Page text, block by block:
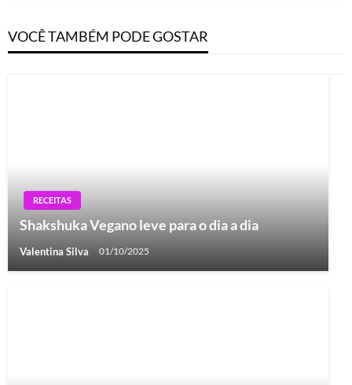
VOCÊ TAMBÉM PODE GOSTAR
RECEITAS
Shakshuka Vegano leve para o dia a dia
Valentina Silva 01/10/2025